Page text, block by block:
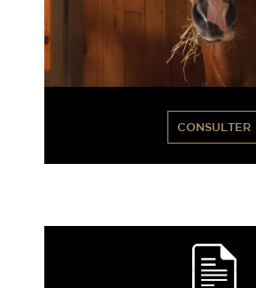
CONSULTER